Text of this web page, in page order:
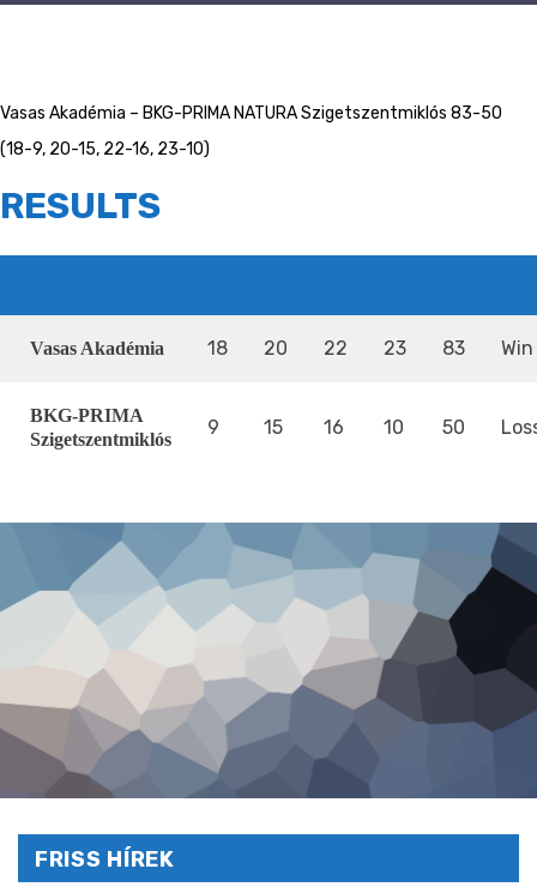
Vasas Akadémia – BKG-PRIMA NATURA Szigetszentmiklós 83-50
(18-9, 20-15, 22-16, 23-10)
RESULTS
Vasas Akadémia 18 20 22 23 83 Win
BKG-PRIMA
Szigetszentmiklós
9 15 16 10 50
FRISS HÍREK